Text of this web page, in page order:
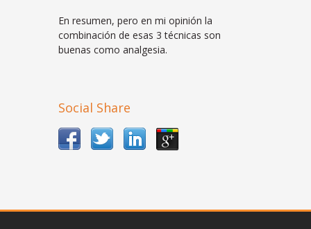
En resumen, pero en mi opinión la
combinación de esas 3 técnicas son
buenas como analgesia.
Social Share